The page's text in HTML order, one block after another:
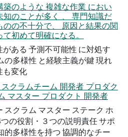
のような 複雑な作業 におい
知のことが多く 、 専門知識だ
のの不十分で、 原因と結果の関
初めて明確になる。
ある 予測不可能性 に対処す
の多様性 と経験主義が鍵 現れ
も変化
クラムチーム 開発者 プロダク
マスター プロダクト 開発者
スクラム マスター ステーク ホ
の役割・３つの説明責任 サポ
的多様性を持つ 協調的なチー